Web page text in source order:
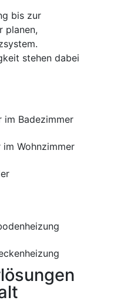
bis zur
planen,
stehen dabei